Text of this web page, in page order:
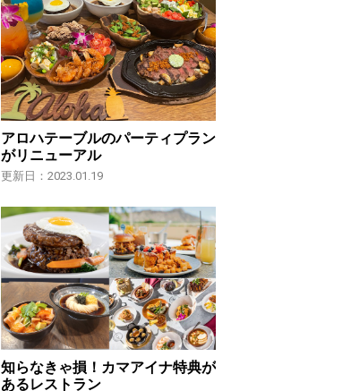
アロハテーブルのパーティプラン
がリニューアル
更新日：2023.01.19
知らなきゃ損！カマアイナ特典が
あるレストラン